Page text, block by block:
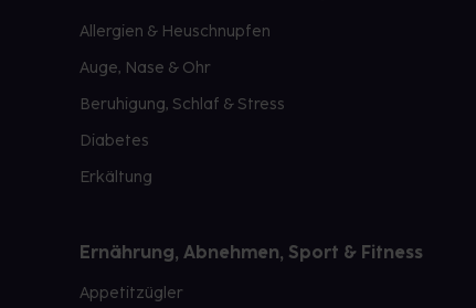
Allergien & Heuschnupfen
Auge, Nase & Ohr
Beruhigung, Schlaf & Stress
Diabetes
Erkältung
Ernährung, Abnehmen, Sport & Fitness
Appetitzügler